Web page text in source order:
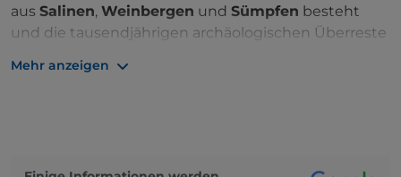
aus Salinen, Weinbergen und Sümpfen besteht
und die tausendjährigen archäologischen Überreste
Diese kleine phönizisch-karthagische Kolonie wurde
Mehr anzeigen